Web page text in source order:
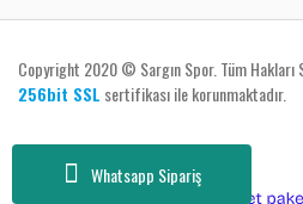
Whatsapp Sipariş
Copyright 2020 © Sargın Spor. Tüm Hakları
256bit SSL sertifikası ile korunmaktadır.